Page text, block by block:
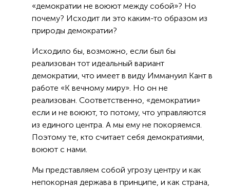
«демократии не воюют между собой»? Но
почему? Исходит ли это каким-то образом из
природы демократии?
Исходило бы, возможно, если был бы
реализован тот идеальный вариант
демократии, что имеет в виду Иммануил Кант в
работе «К вечному миру». Но он не
реализован. Соответственно, «демократии»
если и не воюют, то потому, что управляются
из единого центра. А мы ему не покоряемся.
Поэтому те, кто считает себя демократиями,
воюют с нами.
Мы представляем собой угрозу центру и как
непокорная держава в принципе, и как страна,